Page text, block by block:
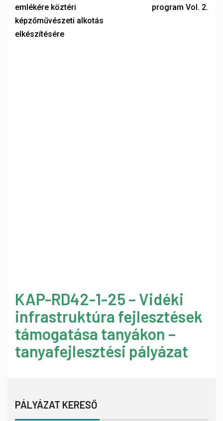
emlékére köztéri
képzőművészeti alkotás
elkészítésére
program Vol. 2.
KAP-RD42-1-25 – Vidéki
infrastruktúra fejlesztések
támogatása tanyákon –
tanyafejlesztési pályázat
PÁLYÁZAT KERESŐ